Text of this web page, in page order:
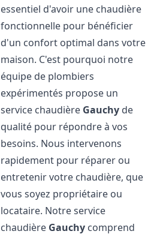
essentiel d'avoir une chaudière
fonctionnelle pour bénéficier
d'un confort optimal dans votre
maison. C'est pourquoi notre
équipe de plombiers
expérimentés propose un
service chaudière Gauchy de
qualité pour répondre à vos
besoins. Nous intervenons
rapidement pour réparer ou
entretenir votre chaudière, que
vous soyez propriétaire ou
locataire. Notre service
chaudière Gauchy comprend